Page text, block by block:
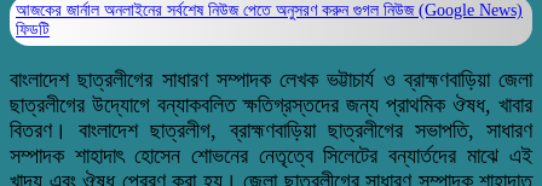
আজকের জার্নাল অনলাইনের সর্বশেষ নিউজ পেতে অনুসরণ করুন গুগল নিউজ (Google News)
ফিডটি
বাংলাদেশ ছাত্রলীগের সাধারণ সম্পাদক লেখক ভট্টাচার্য ও ব্রাহ্মণবাড়িয়া জেলা
ছাত্রলীগের উদ্যোগে বন্যাকবলিত ক্ষতিগ্রস্তদের জন্য প্রাথমিক ঔষধ, খাবার
বিতরণ। বাংলাদেশ ছাত্রলীগ, ব্রাহ্মণবাড়িয়া ছাত্রলীগের সভাপতি, সাধারণ
সম্পাদক শাহাদাৎ হোসেন শোভনের নেতৃত্বে সিলেটের বন্যার্তদের মাঝে এই
খাদ্য এবং ঔষধ প্রেরণ করা হয়। জেলা ছাত্রলীগের সাধারণ সম্পাদক শাহাদাত